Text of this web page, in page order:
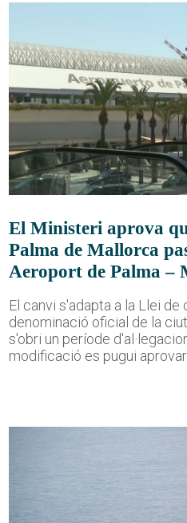
El Ministeri aprova
Palma de Mallorca
Aeroport de Palma –
El canvi s'adapta a la Llei
denominació oficial de la
s'obri un període
modificació es pugui